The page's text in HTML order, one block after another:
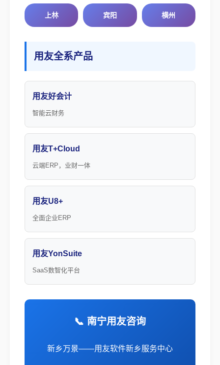
上林 宾阳 横州
用友全系产品
用友好会计
智能云财务
用友T+Cloud
云端ERP，业财一体
用友U8+
全面企业ERP
用友YonSuite
SaaS数智化平台
📞 南宁用友咨询
新乡万景——用友软件新乡服务中心